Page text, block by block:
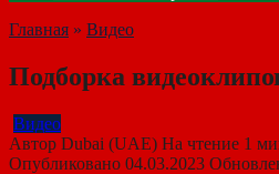
Главная » Видео
Подборка
Видео
Автор Dubai (UAE) На чтение 1
Опубликовано 04.03.2023